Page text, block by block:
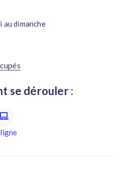
au dimanche
se dérouler :